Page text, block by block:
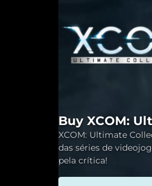
Buy XCOM:
XCOM: Ultimate
das séries de
pela crítica!